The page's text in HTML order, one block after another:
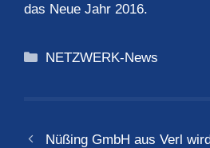
das Neue Jahr 2016.
Kategorien
NETZWERK-News
Nüßing GmbH aus Verl